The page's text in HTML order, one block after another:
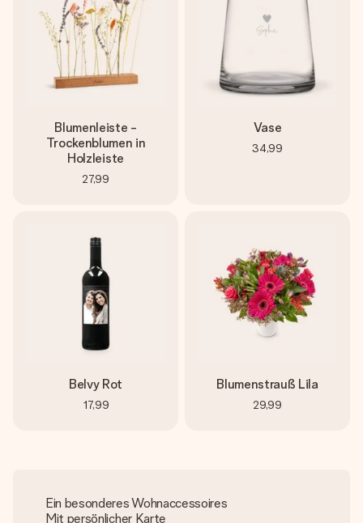
Blumenleiste -
Trockenblumen in
Holzleiste
27,99
Vase
34,99
Belvy Rot
17,99
Blumenstrauß Lila
29,99
Ein besonderes Wohnaccessoires
Mit persönlicher Karte